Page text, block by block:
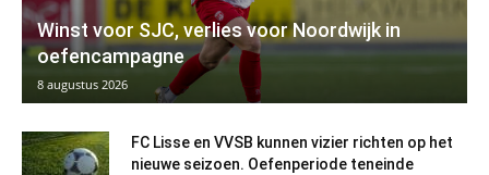
Winst voor SJC, verlies voor Noordwijk in
oefencampagne
8 augustus 2026
FC Lisse en VVSB kunnen vizier richten op het
nieuwe seizoen. Oefenperiode teneinde